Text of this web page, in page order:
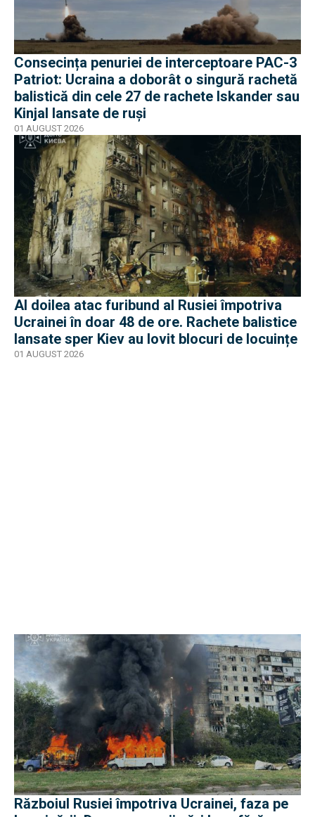
Consecința penuriei de interceptoare PAC-3
Patriot: Ucraina a doborât o singură rachetă
balistică din cele 27 de rachete Iskander sau
Kinjal lansate de ruși
01 AUGUST 2026
Al doilea atac furibund al Rusiei împotriva
Ucrainei în doar 48 de ore. Rachete balistice
lansate sper Kiev au lovit blocuri de locuințe
01 AUGUST 2026
Războiul Rusiei împotriva Ucrainei, faza pe